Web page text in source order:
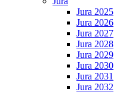
Jura 2025
Jura 2026
Jura 2027
Jura 2028
Jura 2029
Jura 2030
Jura 2031
Jura 2032